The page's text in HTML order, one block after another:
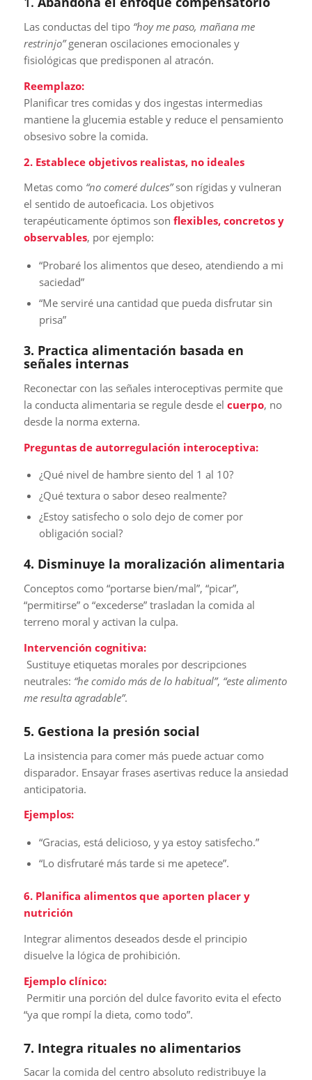
Las conductas del tipo “hoy me paso, mañana me
restrinjo”generan oscilaciones emocionales y
fisiológicas que predisponen al atracón.
Reemplazo:
Planificar tres comidas y dos ingestas intermedias
mantiene la glucemia estable y reduce el pensamiento
obsesivo sobre la comida.
2. Establece objetivos realistas, no ideales
Metas como “no comeré dulces”son rígidas y vulneran
el sentido de autoeficacia. Los objetivos
terapéuticamente óptimos son flexibles, concretos y
observables, por ejemplo:
“Probaré los alimentos que deseo, atendiendo a mi
saciedad”
“Me serviré una cantidad que pueda disfrutar sin
prisa”
3. Practica alimentación basada en
señales internas
Reconectar con las señales interoceptivas permite que
la conducta alimentaria se regule desde el cuerpo, no
desde la norma externa.
Preguntas de autorregulación interoceptiva:
¿Qué nivel de hambre siento del 1 al 10?
¿Qué textura o sabor deseo realmente?
¿Estoy satisfecho o solo dejo de comer por
obligación social?
4. Disminuye la moralización alimentaria
Conceptos como “portarse bien/mal”, “picar”,
“permitirse” o “excederse” trasladan la comida al
terreno moral y activan la culpa.
Intervención cognitiva:
Sustituye etiquetas morales por descripciones
neutrales: “he comido más de lo habitual”, “este alimento
me resulta agradable”.
5. Gestiona la presión social
La insistencia para comer más puede actuar como
disparador. Ensayar frases asertivas reduce la ansiedad
anticipatoria.
Ejemplos:
“Gracias, está delicioso, y ya estoy satisfecho.”
“Lo disfrutaré más tarde si me apetece”.
6. Planifica alimentos que aporten placer y
nutrición
Integrar alimentos deseados desde el principio
disuelve la lógica de prohibición.
Ejemplo clínico:
Permitir una porción del dulce favorito evita el efecto
“ya que rompí la dieta, como todo”.
7. Integra rituales no alimentarios
Sacar la comida del centro absoluto redistribuye la